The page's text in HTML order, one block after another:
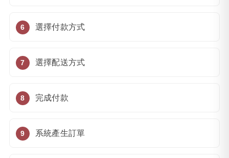
選擇付款方式
選擇配送方式
完成付款
系統產生訂單